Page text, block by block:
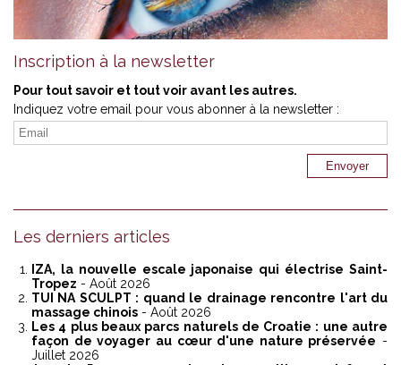
Inscription à la newsletter
Pour tout savoir et tout voir avant les autres.
Indiquez votre email pour vous abonner à la newsletter :
Les derniers articles
IZA, la nouvelle escale japonaise qui électrise Saint-
Tropez - Août 2026
TUI NA SCULPT : quand le drainage rencontre l'art du
massage chinois - Août 2026
Les 4 plus beaux parcs naturels de Croatie : une autre
façon de voyager au cœur d'une nature préservée -
Juillet 2026